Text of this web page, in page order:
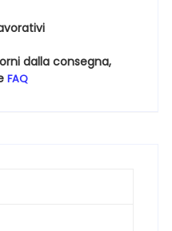
dalla consegna,
FAQ